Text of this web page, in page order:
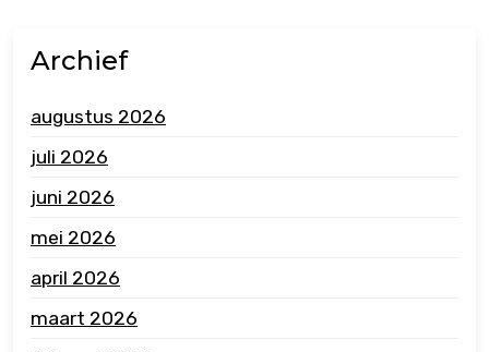
Archief
augustus 2026
juli 2026
juni 2026
mei 2026
april 2026
maart 2026